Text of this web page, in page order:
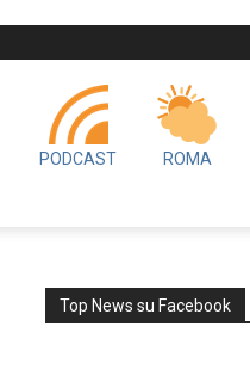
PODCAST ROMA
Top News su Facebook